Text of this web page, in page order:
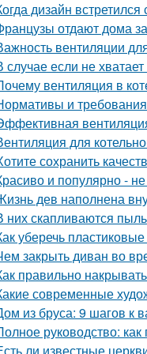
дизайн
отдают дома
вентиляции
случае если не
вентиляция в
и
для
сохранить
и популярно -
дев наполнена
них скапливаются
уберечь
закрыть диван во
правильно
современные
из бруса: 9 шагов к
руководство: